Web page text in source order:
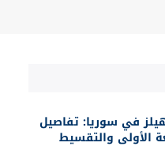
في سوريا: تفاصيل
الأولى والتقسيط